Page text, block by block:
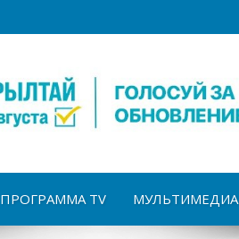
ПРОГРАММА TV МУЛЬТИМЕДИА